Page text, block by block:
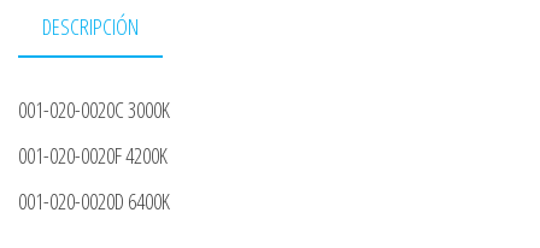
DESCRIPCIÓN
001-020-0020C 3000K
001-020-0020F 4200K
001-020-0020D 6400K